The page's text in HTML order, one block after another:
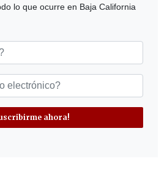
lo que ocurre en Baja California
ahora!